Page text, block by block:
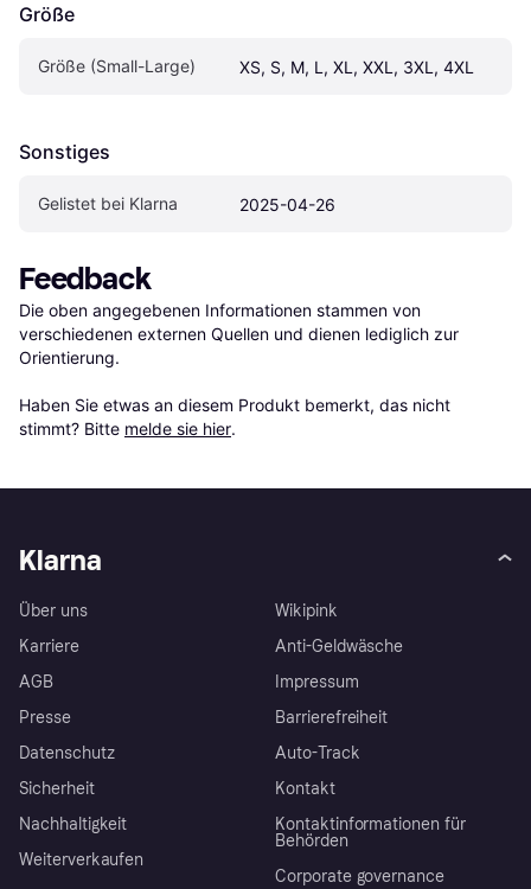
Größe
Größe (Small-Large) XS, S, M, L, XL, XXL, 3XL, 4XL
Sonstiges
Gelistet bei Klarna 2025-04-26
Feedback
Die oben angegebenen Informationen stammen von
verschiedenen externen Quellen und dienen lediglich zur
Orientierung.
Haben Sie etwas an diesem Produkt bemerkt, das nicht
stimmt? Bitte melde sie hier.
Klarna
Über uns
Karriere
AGB
Presse
Datenschutz
Sicherheit
Nachhaltigkeit
Weiterverkaufen
Wikipink
Anti-Geldwäsche
Impressum
Barrierefreiheit
Auto-Track
Kontakt
Kontaktinformationen für
Behörden
Corporate governance